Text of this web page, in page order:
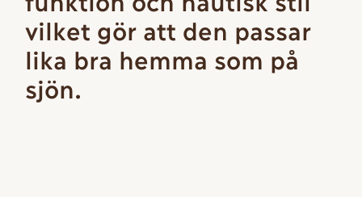
vilket gör att den passar
lika bra hemma som på
sjön.